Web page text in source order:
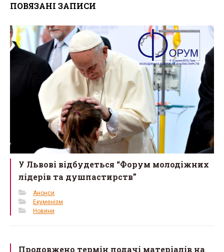
b
o
o
k
er
e
ПОВЯЗАНІ ЗАПИСИ
У Львові відбудеться “Форум молодіжних
лідерів та душпастирств”
Анонси
Екуменізм
Новини
Продовжено термін подачі матеріалів на